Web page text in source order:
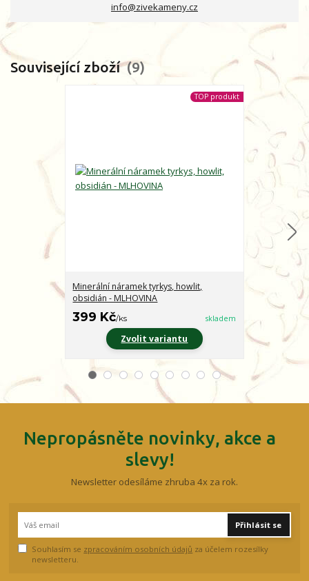
info@zivekameny.cz
Související zboží 9
TOP produkt
Minerální náramek tyrkys, howlit,
obsidián - MLHOVINA
399 Kč/ks skladem
Zvolit variantu
Minerální
CHARAKTER
399 Kč ks
Nepropásněte novinky, akce a
slevy!
Newsletter odesíláme zhruba 4x za rok.
Přihlásit se
Souhlasím se zpracováním osobních údajů za účelem rozesílky
newsletteru.